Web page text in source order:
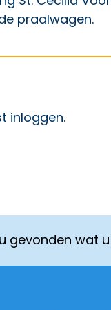
praalwagen.
op X op LinkedIn
inloggen.
gevonden wat